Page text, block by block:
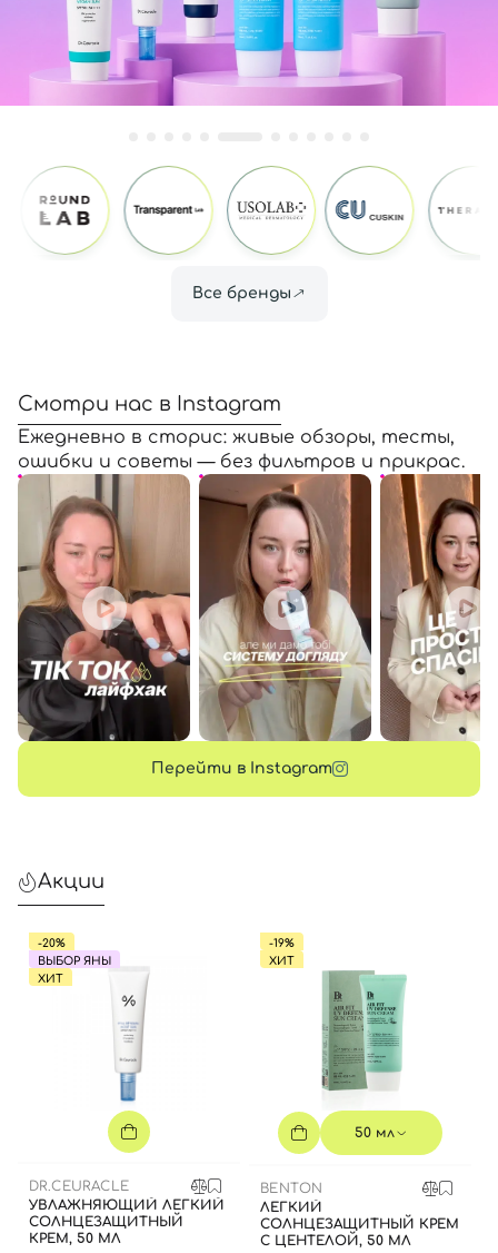
Кремы для тела с SPF
Миниатюры
Карбокситерапия
Бьюти Гаджеты
Наборы
Шея и декольте
Для детей
Для мужчин
Специальный уход
Для детей
Для мужчин
Дезодоранты
Интимный уход
Автозагар
Все бренды
Смотри нас в Instagram
Ежедневно в сторис: живые обзоры, тесты,
ошибки и советы — без фильтров и прикрас.
Перейти в Instagram
Акции
-20%
ВЫБОР ЯНЫ
ХИТ
DR.CEURACLE
УВЛАЖНЯЮЩИЙ ЛЕГКИЙ
СОЛНЦЕЗАЩИТНЫЙ
КРЕМ, 50 МЛ
-19%
ХИТ
50 мл
BENTON
ЛЕГКИЙ
СОЛНЦЕЗАЩИТНЫЙ КРЕМ
С ЦЕНТЕЛОЙ, 50 МЛ